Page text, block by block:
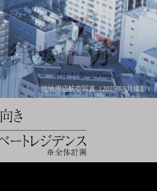
現地周辺航空写真（2025年5月撮影）